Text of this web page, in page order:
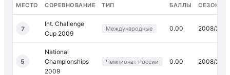
МЕСТО СОРЕВНОВАНИЕ ТИП БАЛЛЫ СЕЗОН
7
Int. Challenge
Cup 2009
Международные 0.00 2008/
5
National
Championships
2009
Чемпионат России 0.00 2008/